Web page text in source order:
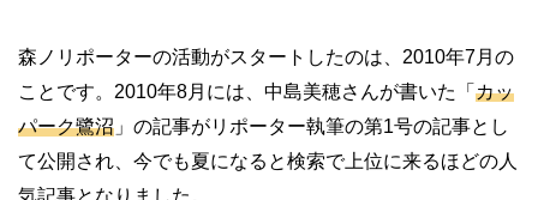
森ノリポーターの活動がスタートしたのは、 2010年7月の
ことです。 2010年8月には、中島美穂さんが書いた「 カッ
パーク鷺沼 」の記事がリポーター執筆の第1号の記事とし
て公開され、今でも夏になると検索で上位に来るほどの人